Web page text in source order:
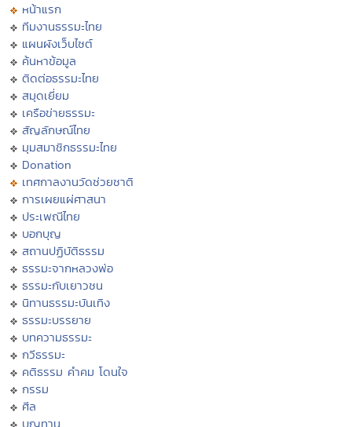
หน้าแรก
ทีมงานธรรมะไทย
แผนผังเว็บไซต์
ค้นหาข้อมูล
ติดต่อธรรมะไทย
สมุดเยี่ยม
เครือข่ายธรรมะ
สัญลักษณ์ไทย
มุมสมาชิกธรรมะไทย
Donation
เทศกาลงานวัดช่วยชาติ
การเผยแผ่ศาสนา
ประเพณีไทย
บอกบุญ
สถานปฏิบัติธรรม
ธรรมะจากหลวงพ่อ
ธรรมะกับเยาวชน
นิทานธรรมะบันเทิง
ธรรมะบรรยาย
บทความธรรมะ
กวีธรรมะ
คติธรรม คำคม โดนใจ
กรรม
ศีล
บุญทาน